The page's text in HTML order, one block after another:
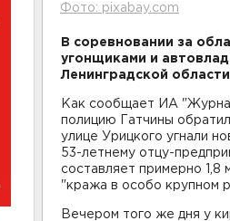
Фото: pixabay.com
В соревновании за
угонщиками и
Ленинградской
Как сообщает ИА
полицию Гатчины
улице Урицкого угнали
53-летнему отцу-
составляет примерно 1,8
"кража в особо крупном
Вечером того же дня у